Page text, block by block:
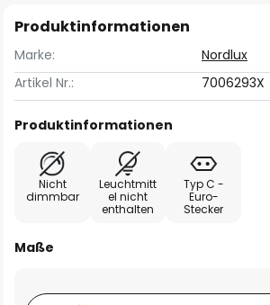
Produktinformationen
Marke:
Nordlux
Artikel Nr.:
7006293X
Produktinformationen
Nicht
dimmbar
Leuchtmitt
el nicht
enthalten
Typ C -
Euro-
Stecker
Maße